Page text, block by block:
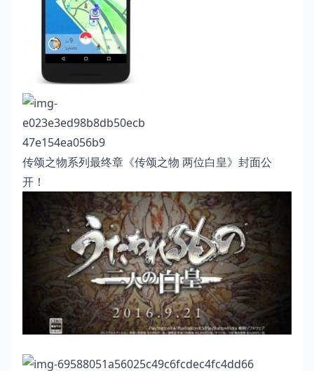
传颂之物系列最终章《传颂之物 两位白皇》封面公
开！